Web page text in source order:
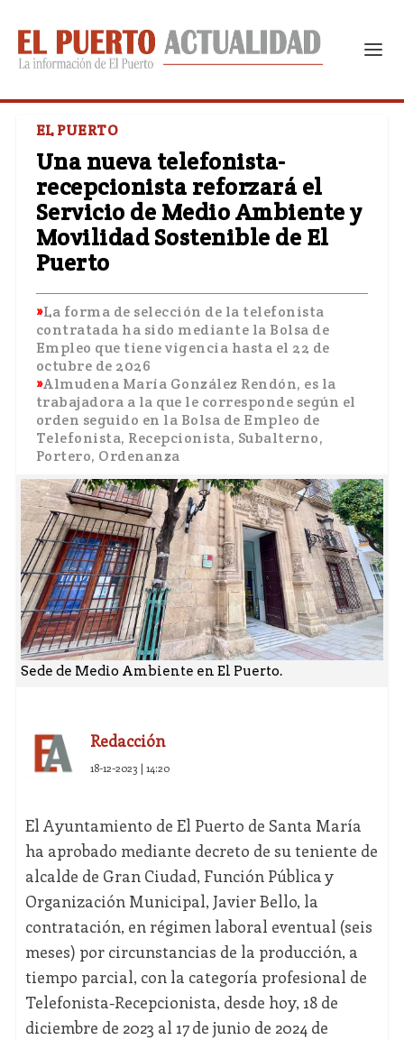
EL PUERTO
Una nueva telefonista-
recepcionista reforzará el
Servicio de Medio Ambiente y
Movilidad Sostenible de El
Puerto
La forma de selección de la telefonista
contratada ha sido mediante la Bolsa de
Empleo que tiene vigencia hasta el 22 de
octubre de 2026
Almudena María González Rendón, es la
trabajadora a la que le corresponde según el
orden seguido en la Bolsa de Empleo de
Telefonista, Recepcionista, Subalterno,
Portero, Ordenanza
Sede de Medio Ambiente en El Puerto.
Redacción
18-12-2023 | 14:20
El Ayuntamiento de El Puerto de Santa María
ha aprobado mediante decreto de su teniente de
alcalde de Gran Ciudad, Función Pública y
Organización Municipal, Javier Bello, la
contratación, en régimen laboral eventual (seis
meses) por circunstancias de la producción, a
tiempo parcial, con la categoría profesional de
Telefonista-Recepcionista, desde hoy, 18 de
diciembre de 2023 al 17 de junio de 2024 de